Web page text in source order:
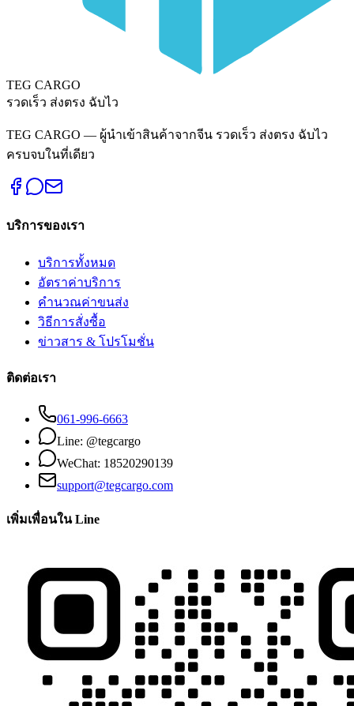
TEG CARGO
รวดเร็ว ส่งตรง ฉับไว
TEG CARGO — ผู้นำเข้าสินค้าจากจีน รวดเร็ว ส่งตรง ฉับไว
ครบจบในที่เดียว
บริการของเรา
บริการทั้งหมด
อัตราค่าบริการ
คำนวณค่าขนส่ง
วิธีการสั่งซื้อ
ข่าวสาร & โปรโมชั่น
ติดต่อเรา
061-996-6663
Line: @tegcargo
WeChat: 18520290139
support@tegcargo.com
เพิ่มเพื่อนใน Line